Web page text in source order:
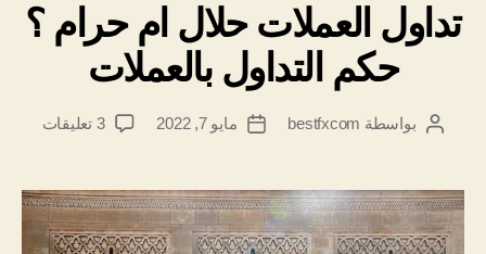
تداول العملات حلال ام حرام ؟
حكم التداول بالعملات
كاتببواسطة bestfxcom
تاريخمايو 7, 2022 3 تعليقات
حلال
ام